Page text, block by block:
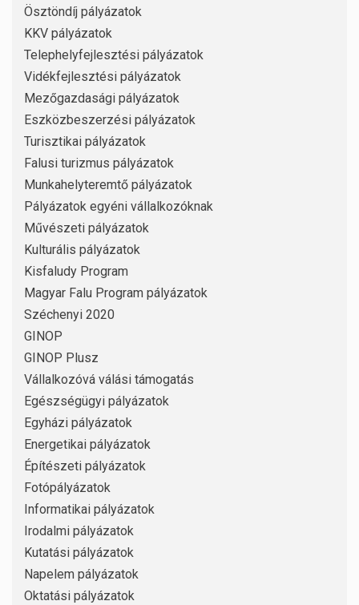
Ösztöndíj pályázatok
KKV pályázatok
Telephelyfejlesztési pályázatok
Vidékfejlesztési pályázatok
Mezőgazdasági pályázatok
Eszközbeszerzési pályázatok
Turisztikai pályázatok
Falusi turizmus pályázatok
Munkahelyteremtő pályázatok
Pályázatok egyéni vállalkozóknak
Művészeti pályázatok
Kulturális pályázatok
Kisfaludy Program
Magyar Falu Program pályázatok
Széchenyi 2020
GINOP
GINOP Plusz
Vállalkozóvá válási támogatás
Egészségügyi pályázatok
Egyházi pályázatok
Energetikai pályázatok
Építészeti pályázatok
Fotópályázatok
Informatikai pályázatok
Irodalmi pályázatok
Kutatási pályázatok
Napelem pályázatok
Oktatási pályázatok